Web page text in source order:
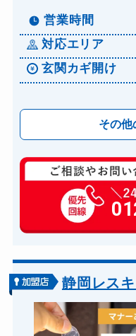
営業時間
対応エリア
玄関カギ開け
その他
玄関カギ修理
玄関カギ作成
玄関カギ交換
バイクカギ開け
バイクカギ作成
スーツケースカギ開
静岡レス